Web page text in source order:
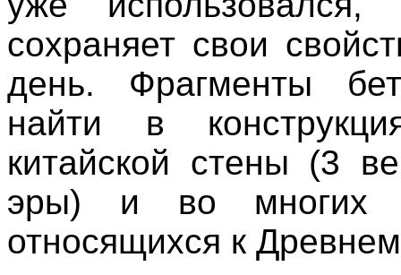
сохраняет свои
день. Фрагменты
найти в
китайской стены (3
эры) и во многих
относящихся к